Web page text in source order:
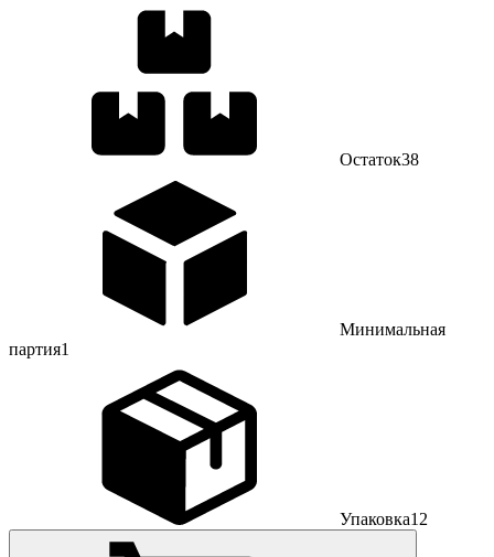
Остаток38
Минимальная
партия1
Упаковка12